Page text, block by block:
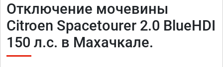
Отключение мочевины
Citroen Spacetourer 2.0 BlueHDI
150 л.с. в Махачкале.